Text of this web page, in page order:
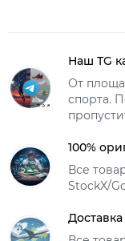
Наш TG
От
спорта.
100%
Все
StockX/